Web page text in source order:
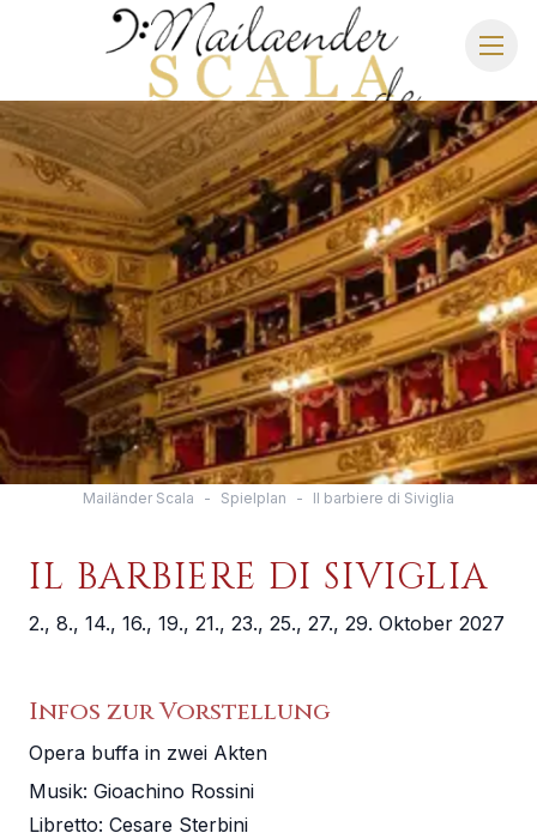
MAILÄNDER SCALA
SPIELPLAN 2026/2027
SITZPLAN HOTELS
ANREISE
Mailänder Scala - Spielplan - Il barbiere di Siviglia
IL BARBIERE DI SIVIGLIA
2., 8., 14., 16., 19., 21., 23., 25., 27., 29. Oktober 2027
Infos zur Vorstellung
Opera buffa in zwei Akten
Musik: Gioachino Rossini
Libretto: Cesare Sterbini